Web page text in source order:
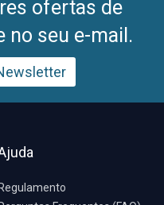
ofertas de
no seu e-mail.
Regulamento